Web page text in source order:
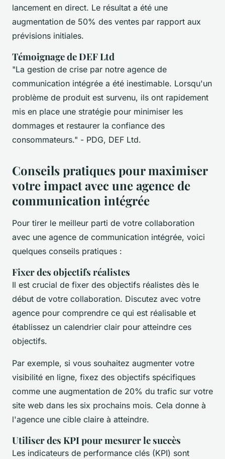
lancement en direct. Le résultat a été une
augmentation de 50% des ventes par rapport aux
prévisions initiales.
Témoignage de DEF Ltd
"La gestion de crise par notre agence de
communication intégrée a été inestimable. Lorsqu'un
problème de produit est survenu, ils ont rapidement
mis en place une stratégie pour minimiser les
dommages et restaurer la confiance des
consommateurs." - PDG, DEF Ltd.
Conseils pratiques pour maximiser
votre impact avec une agence de
communication intégrée
Pour tirer le meilleur parti de votre collaboration
avec une agence de communication intégrée, voici
quelques conseils pratiques :
Fixer des objectifs réalistes
Il est crucial de fixer des objectifs réalistes dès le
début de votre collaboration. Discutez avec votre
agence pour comprendre ce qui est réalisable et
établissez un calendrier clair pour atteindre ces
objectifs.
Par exemple, si vous souhaitez augmenter votre
visibilité en ligne, fixez des objectifs spécifiques
comme une augmentation de 20% du trafic sur votre
site web dans les six prochains mois. Cela donne à
l'agence une cible claire à atteindre.
Utiliser des KPI pour mesurer le succès
Les indicateurs de performance clés (KPI) sont